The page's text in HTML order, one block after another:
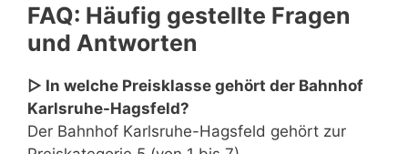
FAQ: Häufig gestellte Fragen
und Antworten
▷ In welche Preisklasse gehört der Bahnhof
Karlsruhe-Hagsfeld?
Der Bahnhof Karlsruhe-Hagsfeld gehört zur